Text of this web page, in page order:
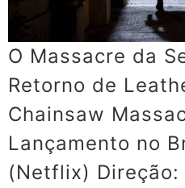
O Massacre da
Retorno de
Chainsaw
Lançamento no
(Netflix) Direção: